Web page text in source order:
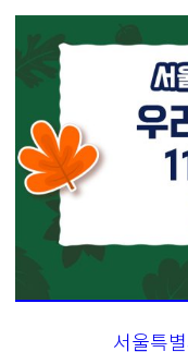
서울특